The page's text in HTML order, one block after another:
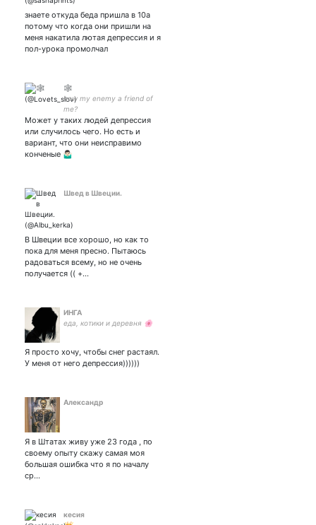
знаете откуда беда пришла в 10а
потому что когда они пришли на
меня накатила лютая депрессия и я
пол-урока промолчал
🕸
how my enemy a friend of
me?
Может у таких людей депрессия
или случилось чего. Но есть и
вариант, что они неисправимо
конченые 🤷🏻‍♂️
Швед в Швеции.
В Швеции все хорошо, но как то
пока для меня пресно. Пытаюсь
радоваться всему, но не очень
получается (( +…
ИНГА
еда, котики и деревня 🌸
Я просто хочу, чтобы снег растаял.
У меня от него депрессия))))))
Александр
Я в Штатах живу уже 23 года , по
своему опыту скажу самая моя
большая ошибка что я по началу
ср…
кесия